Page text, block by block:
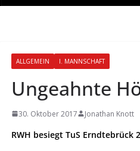
ALLGEMEIN I. MANNSCHAFT
Ungeahnte
30. Oktober 2017 Jonathan Knott
RWH besiegt TuS